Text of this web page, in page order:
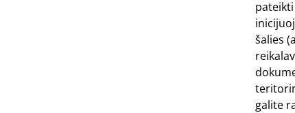
šalies
galite